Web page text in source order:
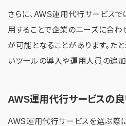
さらに、AWS運用代行サービスで
用することで企業のニーズに合わ
が可能となることがあります。た
いツールの導入や運用人員の追加
AWS運用代行サービスの良
AWS運用代行サービスを選ぶ際